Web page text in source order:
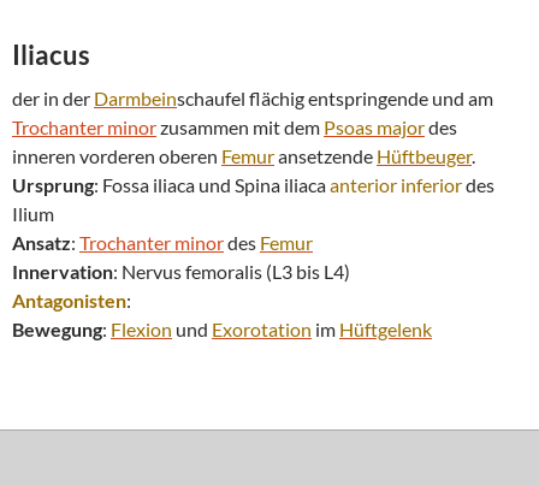
Iliacus
der in der Darmbeinschaufel flächig entspringende und am
Trochanter minorzusammen mit dem Psoas majordes
inneren vorderen oberen Femuransetzende Hüftbeuger.
Ursprung: Fossa iliaca und Spina iliacaanterior inferiordes
Ilium
Ansatz: Trochanter minordes Femur
Innervation: Nervus femoralis (L3 bis L4)
Antagonisten:
Bewegung: Flexion und Exorotation im Hüftgelenk